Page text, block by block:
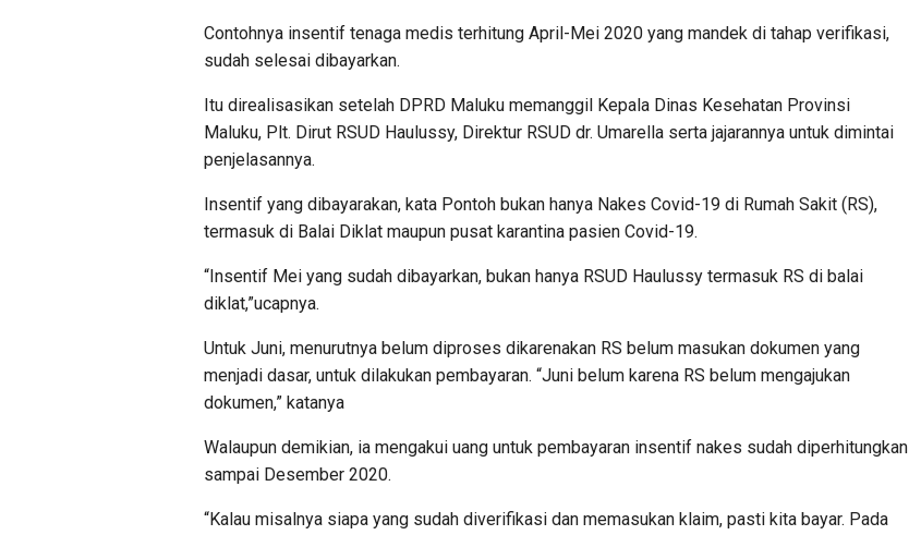
Contohnya insentif tenaga medis terhitung April-Mei 2020 yang mandek di tahap verifikasi,
sudah selesai dibayarkan.
Itu direalisasikan setelah DPRD Maluku memanggil Kepala Dinas Kesehatan Provinsi
Maluku, Plt. Dirut RSUD Haulussy, Direktur RSUD dr. Umarella serta jajarannya untuk dimintai
penjelasannya.
Insentif yang dibayarakan, kata Pontoh bukan hanya Nakes Covid-19 di Rumah Sakit (RS),
termasuk di Balai Diklat maupun pusat karantina pasien Covid-19.
“Insentif Mei yang sudah dibayarkan, bukan hanya RSUD Haulussy termasuk RS di balai
diklat,”ucapnya.
Untuk Juni, menurutnya belum diproses dikarenakan RS belum masukan dokumen yang
menjadi dasar, untuk dilakukan pembayaran. “Juni belum karena RS belum mengajukan
dokumen,” katanya
Walaupun demikian, ia mengakui uang untuk pembayaran insentif nakes sudah diperhitungkan
sampai Desember 2020.
“Kalau misalnya siapa yang sudah diverifikasi dan memasukan klaim, pasti kita bayar. Pada